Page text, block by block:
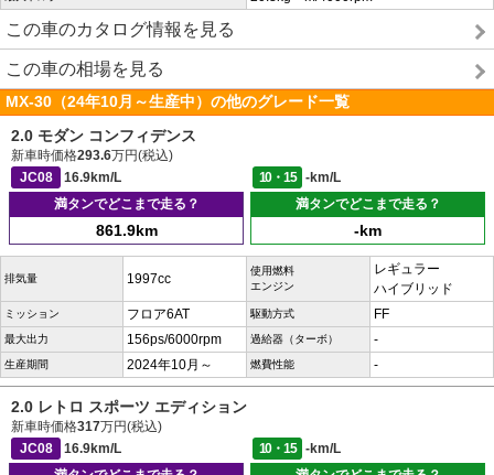
この車のカタログ情報を見る
この車の相場を見る
MX-30（24年10月～生産中）の他のグレード一覧
2.0 モダン コンフィデンス
新車時価格293.6万円(税込)
JC08
16.9km/L 10・15
-km/L
満タンでどこまで走る？
861.9km
満タンでどこまで走る？
-km
排気量 1997cc
使用燃料
エンジン
レギュラー
ハイブリッド
ミッション フロア6AT 駆動方式 FF
最大出力 156ps/6000rpm 過給器（ターボ） -
生産期間 2024年10月～ 燃費性能 -
2.0 レトロ スポーツ エディション
新車時価格317万円(税込)
JC08
16.9km/L 10・15
-km/L